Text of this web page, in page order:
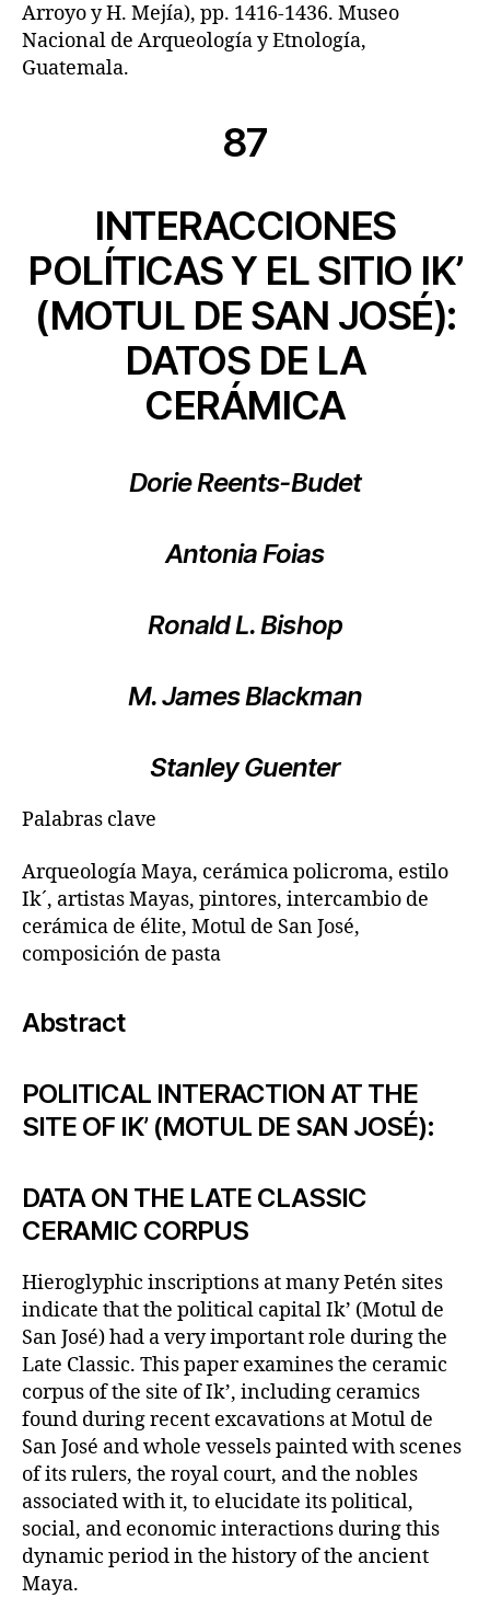
Arroyo y H. Mejía), pp. 1416-1436. Museo
Nacional de Arqueología y Etnología,
Guatemala.
87
INTERACCIONES
POLÍTICAS Y EL SITIO IK’
(MOTUL DE SAN JOSÉ):
DATOS DE LA
CERÁMICA
Dorie Reents-Budet
Antonia Foias
Ronald L. Bishop
M. James Blackman
Stanley Guenter
Palabras clave
Arqueología Maya, cerámica policroma, estilo
Ik´, artistas Mayas, pintores, intercambio de
cerámica de élite, Motul de San José,
composición de pasta
Abstract
POLITICAL INTERACTION AT THE
SITE OF IK’ (MOTUL DE SAN JOSÉ):
DATA ON THE LATE CLASSIC
CERAMIC CORPUS
Hieroglyphic inscriptions at many Petén sites
indicate that the political capital Ik’ (Motul de
San José) had a very important role during the
Late Classic. This paper examines the ceramic
corpus of the site of Ik’, including ceramics
found during recent excavations at Motul de
San José and whole vessels painted with scenes
of its rulers, the royal court, and the nobles
associated with it, to elucidate its political,
social, and economic interactions during this
dynamic period in the history of the ancient
Maya.